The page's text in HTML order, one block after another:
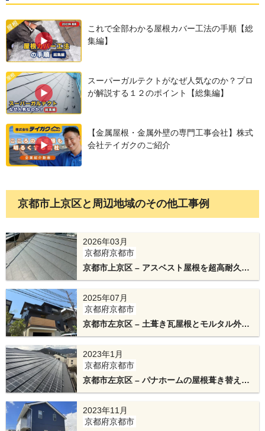
新しく設置する「スーパーガルテクト」は、超高
耐久のガルバリウム鋼板を使用し、独自の構造で
雨水浸入を徹底的に防ぐ、優れた金属屋根材で
す。
棟（屋根の頂上）で屋根材を立ち上げ、その高さ
をS字形状の板金下地「エスヌキ」で確保して、雨
水をブロックします。
これで全部わかる屋根カバー工法の手順【総
集編】
スーパーガルテクトがなぜ人気なのか？プロ
が解説する１２のポイント【総集編】
【金属屋根・金属外壁の専門工事会社】株式
会社テイガクのご紹介
京都市上京区と周辺地域のその他工事例
2026年03月
京都府京都市
京都市上京区 – アスベスト屋根を超高耐久ガ
ルバで刷新！カバー工法と雨どい交換工事
2025年07月
京都府京都市
京都市左京区 – 土葺き瓦屋根とモルタル外壁
をアイジー工業の屋根・外壁材でオールメタ
ルリフォーム工事
2023年1月
京都府京都市
京都市左京区 – パナホームの屋根葺き替えと
太陽光発電脱着
2023年11月
京都府京都市